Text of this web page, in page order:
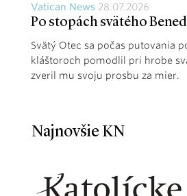
Vatican News 28.07.2026
Po stopách svätého
Svätý Otec sa počas putovania
kláštoroch pomodlil pri hrobe
zveril mu svoju prosbu za mier.
Najnovšie KN